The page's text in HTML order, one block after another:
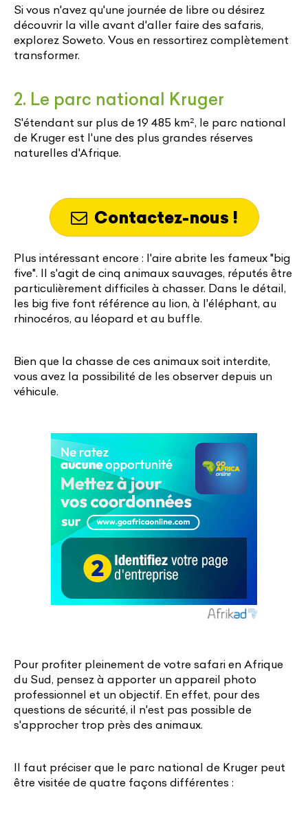
Si vous n'avez qu'une journée de libre ou désirez
découvrir la ville avant d'aller faire des safaris,
explorez Soweto. Vous en ressortirez complètement
transformer.
2. Le parc national Kruger
S'étendant sur plus de 19 485 km², le parc national
de Kruger est l'une des plus grandes réserves
naturelles d'Afrique.
Contactez-nous !
Plus intéressant encore : l'aire abrite les fameux "big
five". Il s'agit de cinq animaux sauvages, réputés être
particulièrement difficiles à chasser. Dans le détail,
les big five font référence au lion, à l'éléphant, au
rhinocéros, au léopard et au buffle.
Bien que la chasse de ces animaux soit interdite,
vous avez la possibilité de les observer depuis un
véhicule.
Pour profiter pleinement de votre safari en Afrique
du Sud, pensez à apporter un appareil photo
professionnel et un objectif. En effet, pour des
questions de sécurité, il n'est pas possible de
s'approcher trop près des animaux.
Il faut préciser que le parc national de Kruger peut
être visitée de quatre façons différentes :